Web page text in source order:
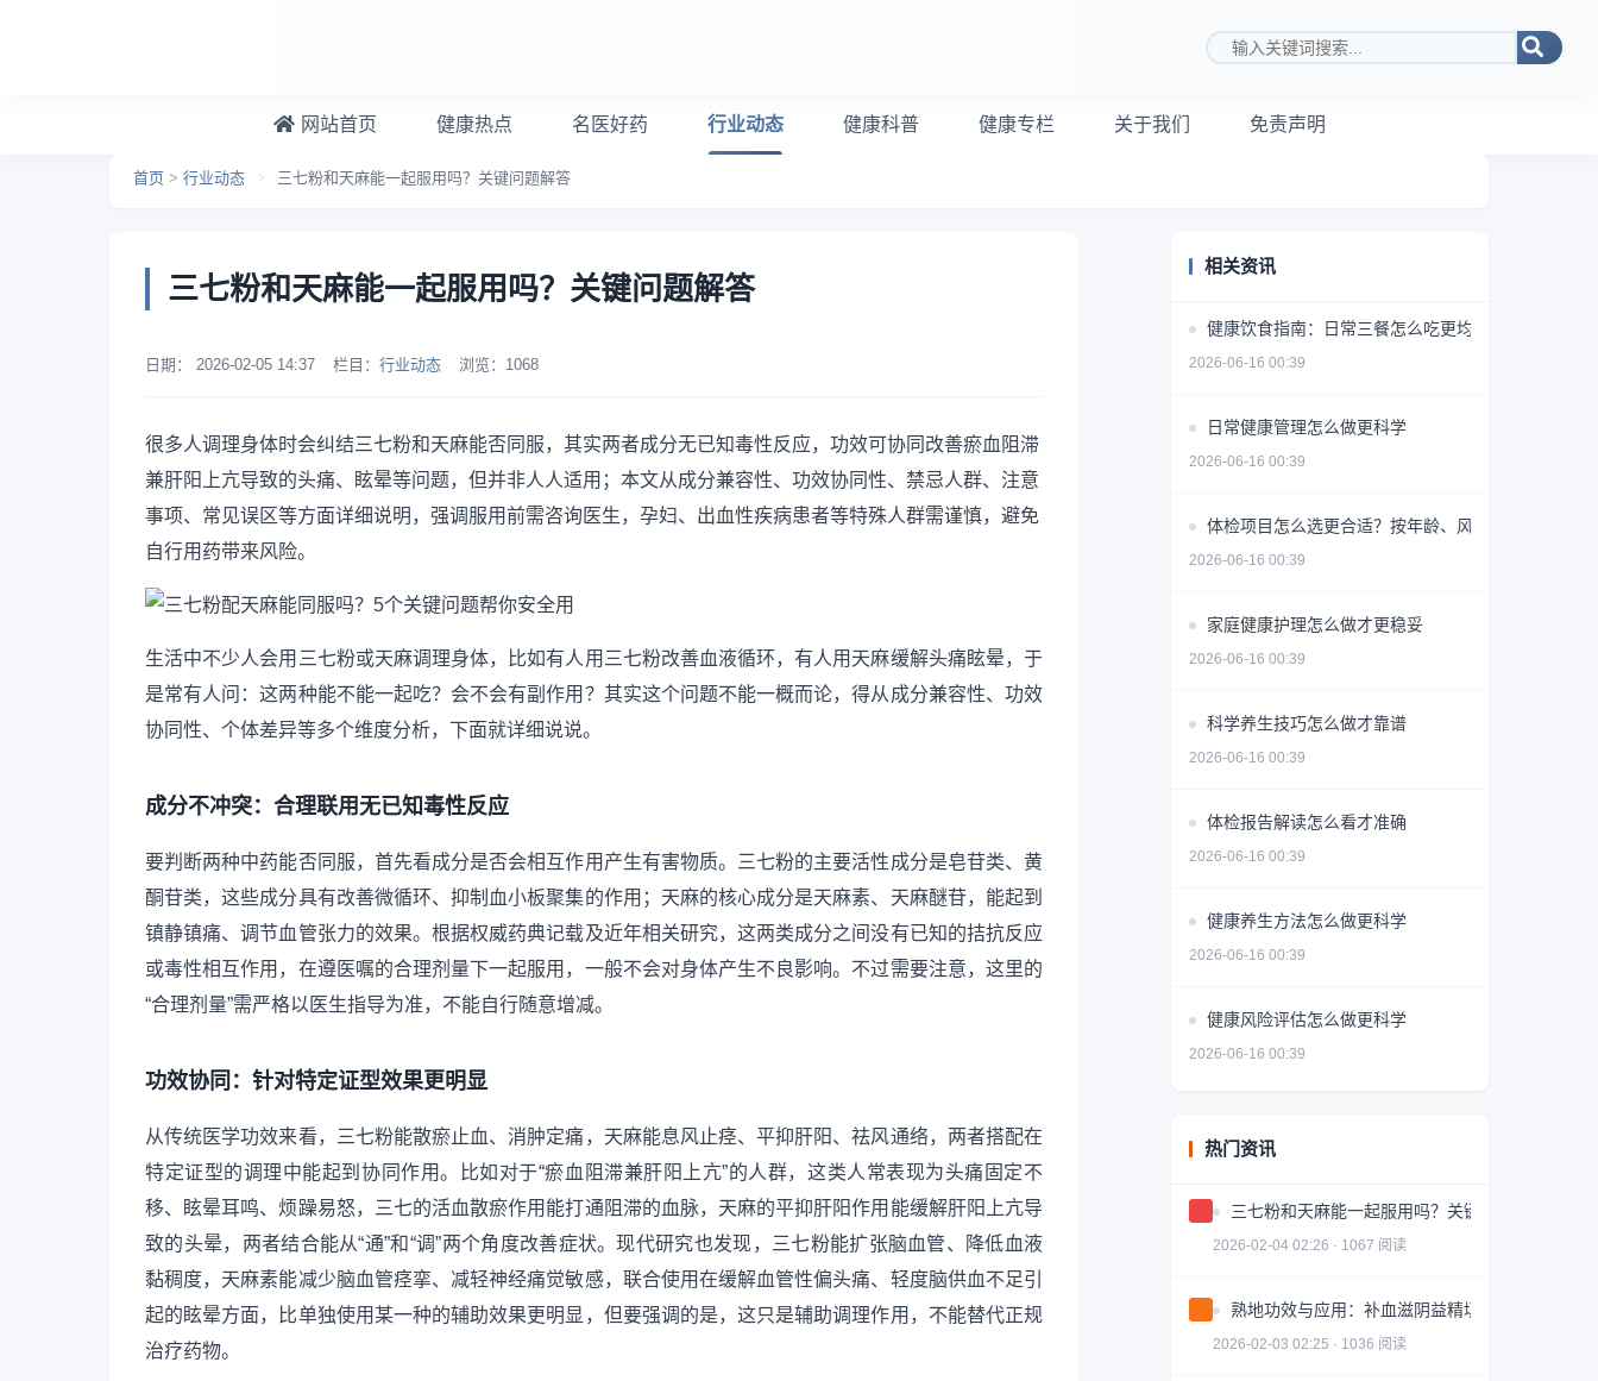
搜索关键词
网站首页 健康热点 名医好药 行业动态 健康科普 健康专栏 关于我们 免责声明
首页 > 行业动态 > 三七粉和天麻能一起服用吗？关键问题解答
三七粉和天麻能一起服用吗？关键问题解答
日期： 2026-02-05 14:37 栏目： 行业动态 浏览： 1068
很多人调理身体时会纠结三七粉和天麻能否同服，其实两者成分无已知毒性反应，功效可协同改善瘀血阻滞
兼肝阳上亢导致的头痛、眩晕等问题，但并非人人适用；本文从成分兼容性、功效协同性、禁忌人群、注意
事项、常见误区等方面详细说明，强调服用前需咨询医生，孕妇、出血性疾病患者等特殊人群需谨慎，避免
自行用药带来风险。
生活中不少人会用三七粉或天麻调理身体，比如有人用三七粉改善血液循环，有人用天麻缓解头痛眩晕，于
是常有人问：这两种能不能一起吃？会不会有副作用？其实这个问题不能一概而论，得从成分兼容性、功效
协同性、个体差异等多个维度分析，下面就详细说说。
成分不冲突：合理联用无已知毒性反应
要判断两种中药能否同服，首先看成分是否会相互作用产生有害物质。三七粉的主要活性成分是皂苷类、黄
酮苷类，这些成分具有改善微循环、抑制血小板聚集的作用；天麻的核心成分是天麻素、天麻醚苷，能起到
镇静镇痛、调节血管张力的效果。根据权威药典记载及近年相关研究，这两类成分之间没有已知的拮抗反应
或毒性相互作用，在遵医嘱的合理剂量下一起服用，一般不会对身体产生不良影响。不过需要注意，这里的
“合理剂量”需严格以医生指导为准，不能自行随意增减。
功效协同：针对特定证型效果更明显
从传统医学功效来看，三七粉能散瘀止血、消肿定痛，天麻能息风止痉、平抑肝阳、祛风通络，两者搭配在
特定证型的调理中能起到协同作用。比如对于“瘀血阻滞兼肝阳上亢”的人群，这类人常表现为头痛固定不
移、眩晕耳鸣、烦躁易怒，三七的活血散瘀作用能打通阻滞的血脉，天麻的平抑肝阳作用能缓解肝阳上亢导
致的头晕，两者结合能从“通”和“调”两个角度改善症状。现代研究也发现，三七粉能扩张脑血管、降低血液
黏稠度，天麻素能减少脑血管痉挛、减轻神经痛觉敏感，联合使用在缓解血管性偏头痛、轻度脑供血不足引
起的眩晕方面，比单独使用某一种的辅助效果更明显，但要强调的是，这只是辅助调理作用，不能替代正规
治疗药物。
相关资讯
健康饮食指南：日常三餐怎么吃更均衡
2026-06-16 00:39
日常健康管理怎么做更科学
2026-06-16 00:39
体检项目怎么选更合适？按年龄、风险和需求做判断
2026-06-16 00:39
家庭健康护理怎么做才更稳妥
2026-06-16 00:39
科学养生技巧怎么做才靠谱
2026-06-16 00:39
体检报告解读怎么看才准确
2026-06-16 00:39
健康养生方法怎么做更科学
2026-06-16 00:39
健康风险评估怎么做更科学
2026-06-16 00:39
热门资讯
三七粉和天麻能一起服用吗？关键问题解答
2026-02-04 02:26 · 1067 阅读
熟地功效与应用：补血滋阴益精填髓的中药详解
2026-02-03 02:25 · 1036 阅读